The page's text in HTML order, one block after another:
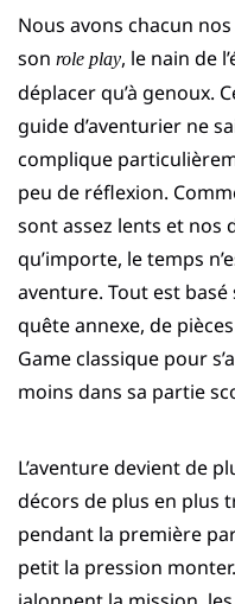
Nous avons chacun
son role play, le nain de
déplacer qu’à genoux.
guide d’aventurier ne
complique
peu de réflexion.
sont assez lents et nos
qu’importe, le temps
aventure. Tout est
quête annexe, de pièces
Game classique pour
moins dans sa partie
L’aventure devient de
décors de plus en plus
pendant la première
petit la pression